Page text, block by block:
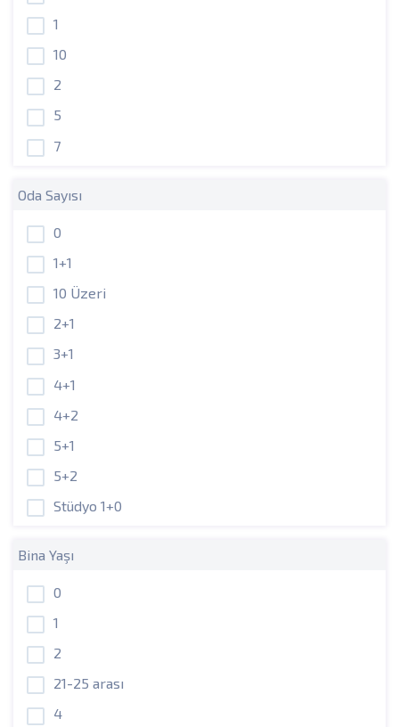
1
10
2
5
7
Oda Sayısı
0
1+1
10 Üzeri
2+1
3+1
4+1
4+2
5+1
5+2
Stüdyo 1+0
Bina Yaşı
0
1
2
21-25 arası
4